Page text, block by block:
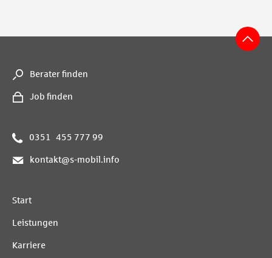
s Berater finden
j Job finden
p 0351 455 777 99
m kontakt@s-mobil.info
Start
Leistungen
Karriere